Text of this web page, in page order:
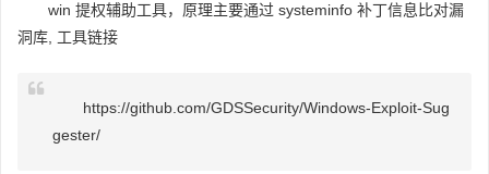
win 提权辅助工具，原理主要通过 systeminfo 补丁信息比对漏
洞库, 工具链接
https://github.com/GDSSecurity/Windows-Exploit-Sug
gester/